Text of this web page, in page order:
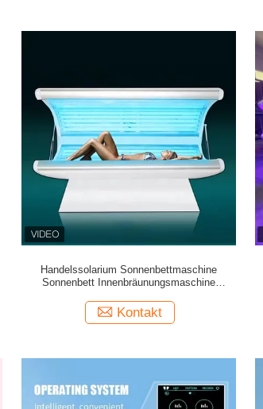
Handelssolarium Sonnenbettmaschine
Sonnenbett Innenbräunungsmaschine
Sonnenbett Bräunungsbett Raumkapsel
Hautbräunungsmaschine Zuhause
Kontakt